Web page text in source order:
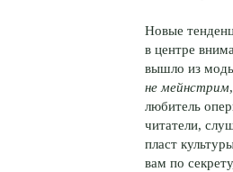
Новые
в центре
вышло из
не мейнстрим
любитель
читатели,
пласт
вам по